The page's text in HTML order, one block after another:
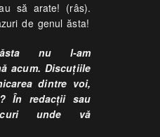
să arate! (râs).
de genul ăsta!
nu l-am
acum. Discuțiile
dintre voi,
În redacții sau
unde vă